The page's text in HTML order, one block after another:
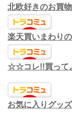
北欧好きのお買
楽天買いまわり
☆☆コレ!!買って
お気に入りグッ